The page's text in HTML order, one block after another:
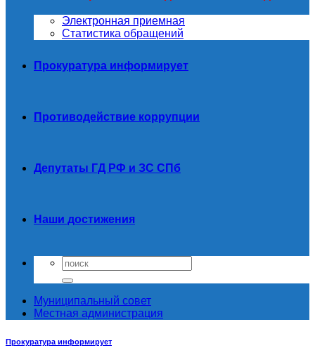
Электронная приемная
Статистика обращений
Прокуратура информирует
Противодействие коррупции
Депутаты ГД РФ и ЗС СПб
Наши достижения
Муниципальный совет
Местная администрация
Прокуратура информирует